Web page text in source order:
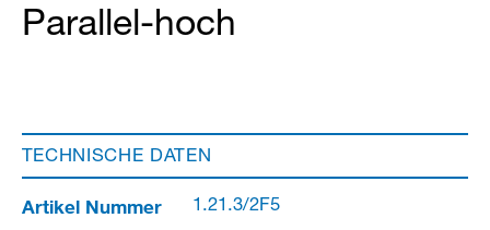
Parallel-hoch
TECHNISCHE DATEN
Artikel Nummer 1.21.3/2F5